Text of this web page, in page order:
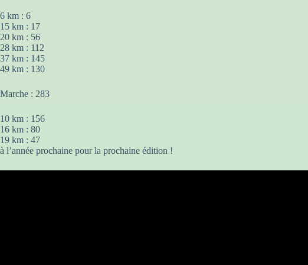
6 km : 6
15 km : 17
20 km : 56
28 km : 112
37 km : 145
49 km : 130
Marche : 283
10 km : 156
16 km : 80
19 km : 47
à l’année prochaine pour la prochaine édition !